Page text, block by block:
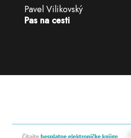
Pavel Vilikovský
Pas na cesti